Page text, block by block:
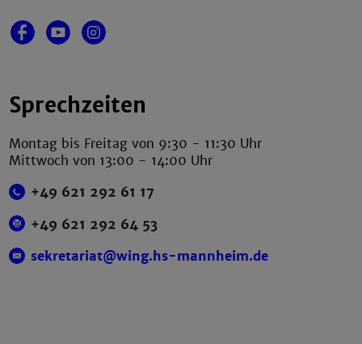
Sprechzeiten
Montag bis Freitag von 9:30 - 11:30 Uhr
Mittwoch von 13:00 - 14:00 Uhr
+49 621 292 61 17
+49 621 292 64 53
sekretariat@wing.hs-mannheim.de